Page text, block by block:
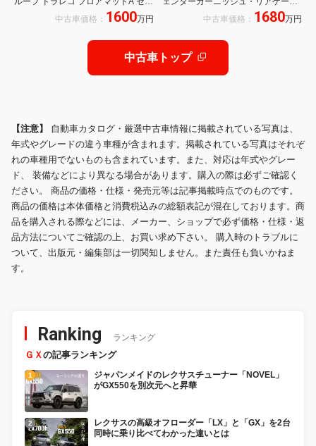
ヒール 純正コーティング施工 モデリ
スタエアロパーツセット サイドバイ
中古車価格： 1600万円
スポイラー・ピラーパネル・4本出
しマフラー・24インチAW・パノラ
マルーフ・デジタルインナーミラ
ー・ドラレコ(前後)
中古車価格： 1680万円
中古車トップ
【注意】 自動車カタログ・厳選中古車情報に掲載されている写真は、
年式やグレードの違う車種が含まれます。掲載されている写真はそれぞ
れの車種用でないものも含まれています。また、対応は年式やグレー
ド、 装備などにより異なる場合があります。購入の際は必ずご確認く
ださい。 商品の価格・仕様・発売元等は記事掲載時点でのものです。
商品の価格は本体価格と消費税込みの総額表記が混在しております。商
品を購入される際などには、メーカー、ショップで必ず価格・仕様・返
品方法についてご確認の上、お買い求め下さい。 購入時のトラブルに
ついて、出版元・編集部は一切関知しません。また責任も負いかねま
す。
Ranking ランキング
ＧＸ の記事ランキング
ジャパンメイドのレクサスチューナー「NOVEL」
がGX550を別次元へと昇華
レクサスの高級オフローダー「LX」と「GX」を2台
同時に乗り比べてわかった違いとは